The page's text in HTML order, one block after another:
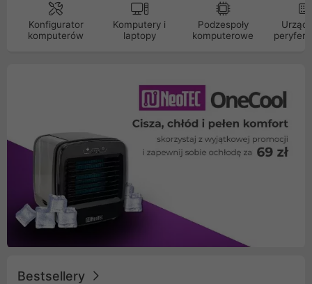
Konfigurator
komputerów
Komputery i
laptopy
Podzespoły
komputerowe
Bestsellery